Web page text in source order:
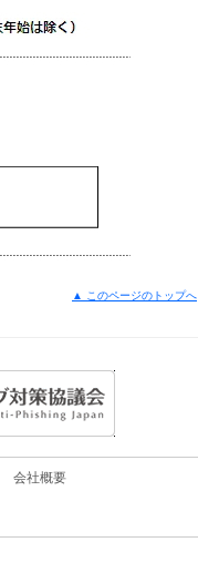
▲ このページのトップへ
会社概要